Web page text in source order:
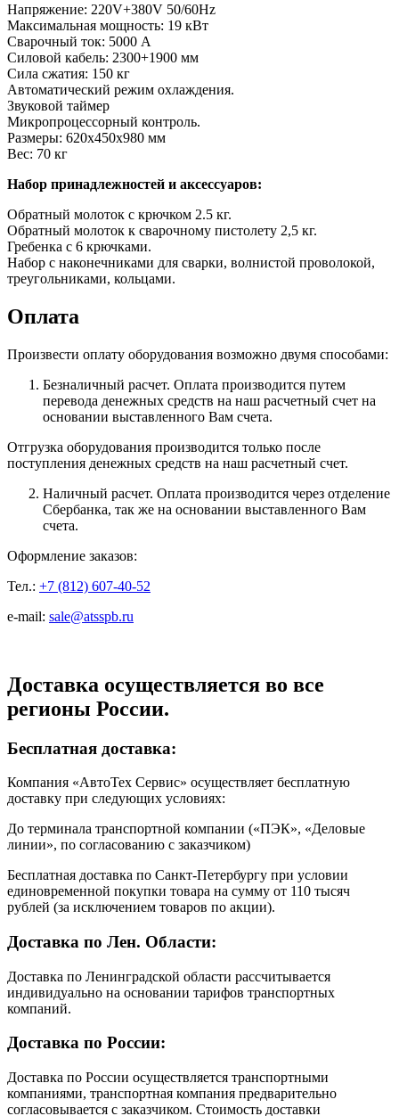
Напряжение: 220V+380V 50/60Hz
Максимальная мощность: 19 кВт
Сварочный ток: 5000 A
Силовой кабель: 2300+1900 мм
Сила сжатия: 150 кг
Автоматический режим охлаждения.
Звуковой таймер
Микропроцессорный контроль.
Размеры: 620x450x980 мм
Вес: 70 кг
Набор принадлежностей и аксессуаров:
Обратный молоток с крючком 2.5 кг.
Обратный молоток к сварочному пистолету 2,5 кг.
Гребенка с 6 крючками.
Набор с наконечниками для сварки, волнистой проволокой,
треугольниками, кольцами.
Оплата
Произвести оплату оборудования возможно двумя способами:
Безналичный расчет. Оплата производится путем
перевода денежных средств на наш расчетный счет на
основании выставленного Вам счета.
Отгрузка оборудования производится только после
поступления денежных средств на наш расчетный счет.
Наличный расчет. Оплата производится через отделение
Сбербанка, так же на основании выставленного Вам
счета.
Оформление заказов:
Тел.: +7 (812) 607-40-52
e-mail: sale@atsspb.ru
Доставка осуществляется во все
регионы России.
Бесплатная доставка:
Компания «АвтоТех Сервис» осуществляет бесплатную
доставку при следующих условиях:
До терминала транспортной компании («ПЭК», «Деловые
линии», по согласованию с заказчиком)
Бесплатная доставка по Санкт-Петербургу при условии
единовременной покупки товара на сумму от 110 тысяч
рублей (за исключением товаров по акции).
Доставка по Лен. Области:
Доставка по Ленинградской области рассчитывается
индивидуально на основании тарифов транспортных
компаний.
Доставка по России:
Доставка по России осуществляется транспортными
компаниями, транспортная компания предварительно
согласовывается с заказчиком. Стоимость доставки